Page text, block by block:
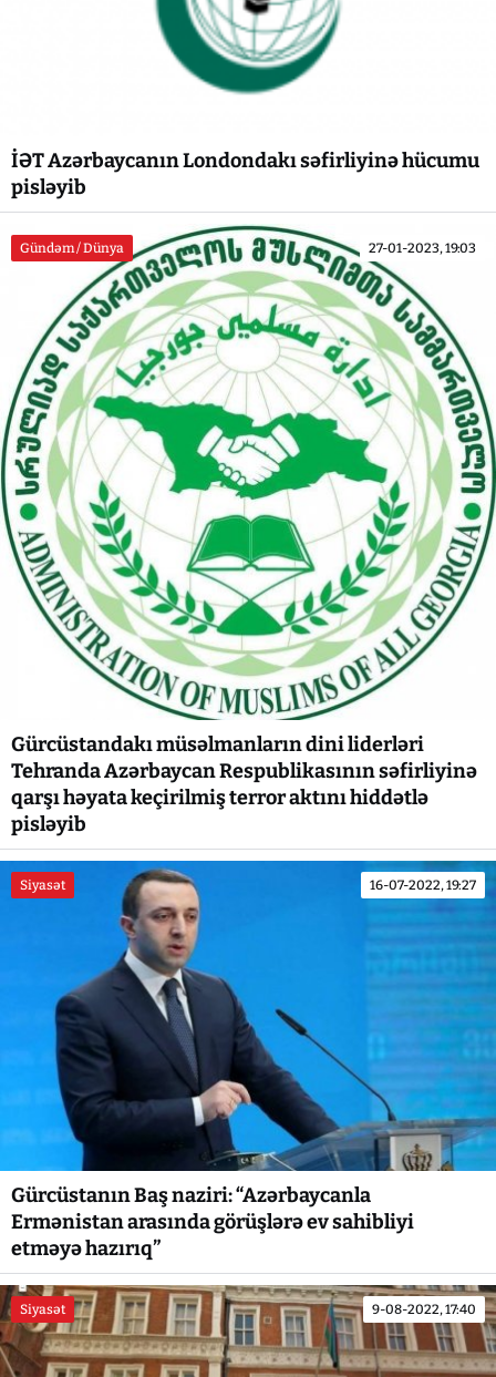
İƏT Azərbaycanın Londondakı səfirliyinə hücumu
pisləyib
Gündəm / Dünya 27-01-2023, 19:03
Gürcüstandakı müsəlmanların dini liderləri
Tehranda Azərbaycan Respublikasının səfirliyinə
qarşı həyata keçirilmiş terror aktını hiddətlə
pisləyib
Siyasət 16-07-2022, 19:27
Gürcüstanın Baş naziri: “Azərbaycanla
Ermənistan arasında görüşlərə ev sahibliyi
etməyə hazırıq”
Siyasət 9-08-2022, 17:40